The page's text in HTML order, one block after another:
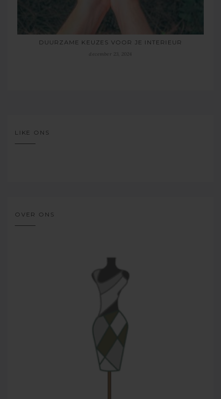
DUURZAME KEUZES VOOR JE INTERIEUR
december 23, 2024
LIKE ONS
OVER ONS